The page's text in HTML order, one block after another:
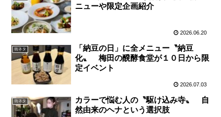
ニューや限定企画紹介
2026.06.20
街ネタ
「納豆の日」に全メニュー〝納豆
化〟 梅田の醗酵食堂が１０日から限
定イベント
2026.07.03
街ネタ
カラーで悩む人の〝駆け込み寺〟 自
然由来のヘナという選択肢